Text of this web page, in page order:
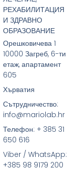
РЕХАБИЛИТАЦИЯ
И ЗДРАВНО
ОБРАЗОВАНИЕ
Орешковичева 1
10000 Загреб, 6-ти
етаж, апартамент
605
Хърватия
Сътрудничество:
info@mariolab.hr
Телефон: + 385 31
650 616
Viber / WhatsApp:
+385 98 9179 200